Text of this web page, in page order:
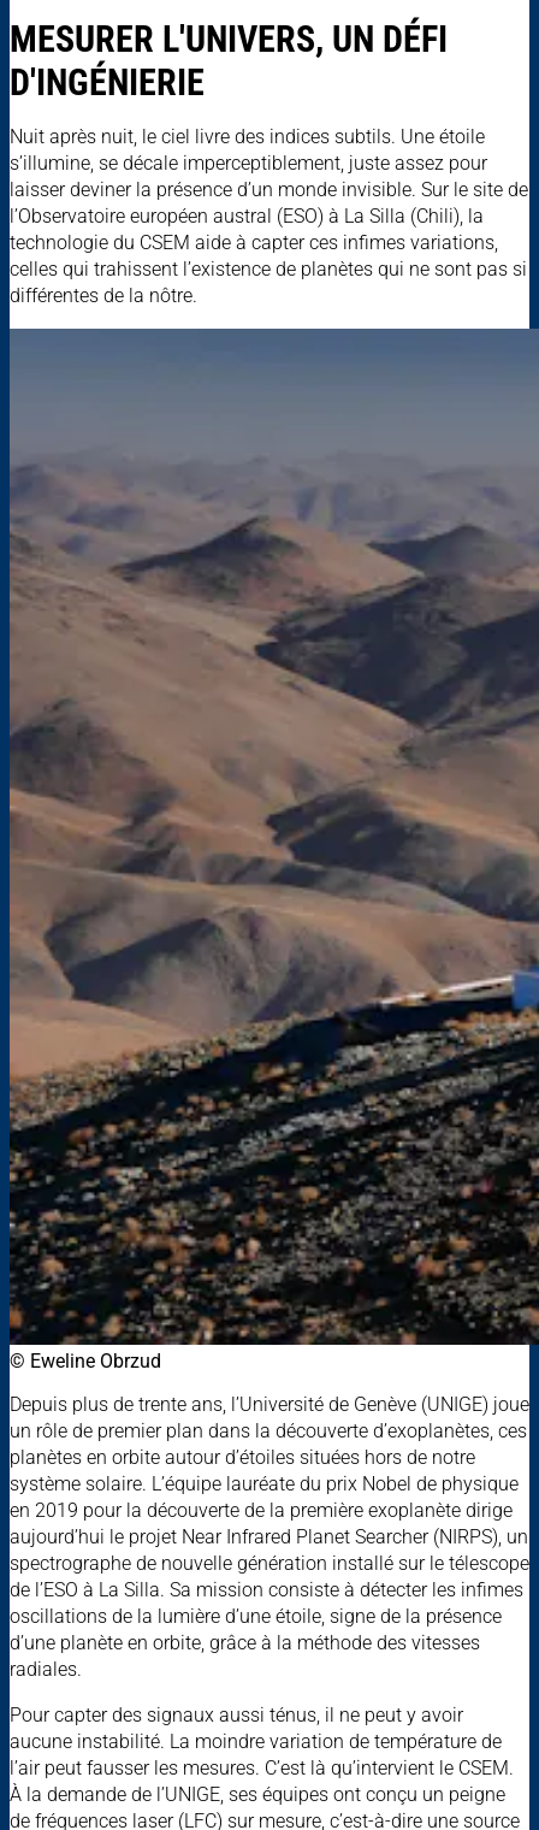
MESURER L'UNIVERS, UN DÉFI
D'INGÉNIERIE
Nuit après nuit, le ciel livre des indices subtils. Une étoile
s’illumine, se décale imperceptiblement, juste assez pour
laisser deviner la présence d’un monde invisible. Sur le site de
l’Observatoire européen austral (ESO) à La Silla (Chili), la
technologie du CSEM aide à capter ces infimes variations,
celles qui trahissent l’existence de planètes qui ne sont pas si
différentes de la nôtre.
© Eweline Obrzud
Depuis plus de trente ans, l’Université de Genève (UNIGE) joue
un rôle de premier plan dans la découverte d’exoplanètes, ces
planètes en orbite autour d’étoiles situées hors de notre
système solaire. L’équipe lauréate du prix Nobel de physique
en 2019 pour la découverte de la première exoplanète dirige
aujourd’hui le projet Near Infrared Planet Searcher (NIRPS), un
spectrographe de nouvelle génération installé sur le télescope
de l’ESO à La Silla. Sa mission consiste à détecter les infimes
oscillations de la lumière d’une étoile, signe de la présence
d’une planète en orbite, grâce à la méthode des vitesses
radiales.
Pour capter des signaux aussi ténus, il ne peut y avoir
aucune instabilité. La moindre variation de température de
l’air peut fausser les mesures. C’est là qu’intervient le CSEM.
À la demande de l’UNIGE, ses équipes ont conçu un peigne
de fréquences laser (LFC) sur mesure, c’est-à-dire une source